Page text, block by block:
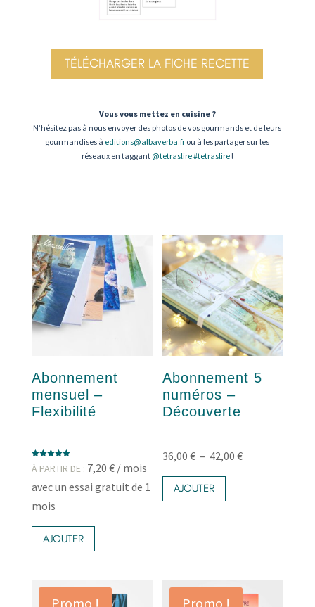
TÉLÉCHARGER LA FICHE RECETTE
Vous vous mettez en cuisine ?
N’hésitez pas à nous envoyer des photos de vos gourmands et de leurs
gourmandises à editions@albaverba.fr ou à les partager sur les
réseaux en taggant @tetraslire#tetraslire!
Abonnement
mensuel –
Flexibilité
Note
5.00
À PARTIR DE : 7,20 € / mois
avec un essai gratuit de 1
mois
AJOUTER
a
Abonnement 5
numéros –
Découverte
36,00€ – 42,00€Plage
AJOUTER
a
choisies
Promo ! Promo !